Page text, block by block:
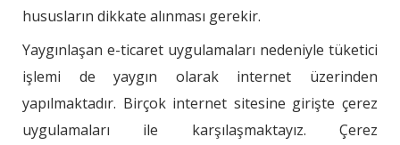
hususların dikkate alınması gerekir.
Yaygınlaşan e-ticaret uygulamaları nedeniyle tüketici
işlemi de yaygın olarak internet üzerinden
yapılmaktadır. Birçok internet sitesine girişte çerez
uygulamaları ile karşılaşmaktayız. Çerez